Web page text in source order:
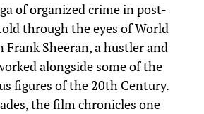
of organized crime in post-
through the eyes of World
Frank Sheeran, a hustler and
alongside some of the
figures of the 20th Century.
the film chronicles one